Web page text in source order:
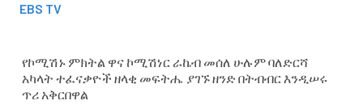
EBS TV
የኮሚሽኑ ምክትል ዋና ኮሚሽነር ራኬብ መሰለ ሁሉም ባለድርሻ
አካላት ተፈናቃዮች ዘላቂ መፍትሔ ያገኙ ዘንድ በትብብር እንዲሠሩ
ጥሪ አቅርበዋል